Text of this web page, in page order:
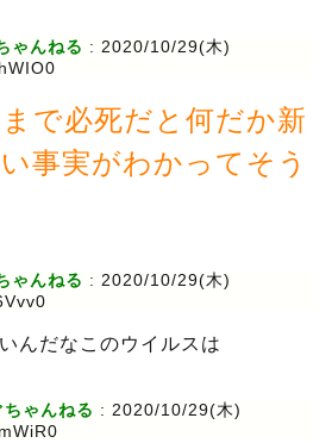
ゃんねる : 2020/10/29(木)
で必死だと何だか新
事実がわかってそう
ゃんねる : 2020/10/29(木)
んだなこのウイルスは
ゃんねる : 2020/10/29(木)